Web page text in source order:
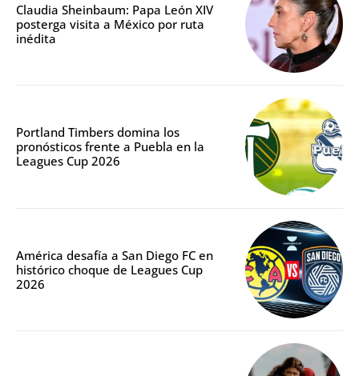
Claudia Sheinbaum: Papa León XIV
posterga visita a México por ruta
inédita
Portland Timbers domina los
pronósticos frente a Puebla en la
Leagues Cup 2026
América desafía a San Diego FC en
histórico choque de Leagues Cup
2026